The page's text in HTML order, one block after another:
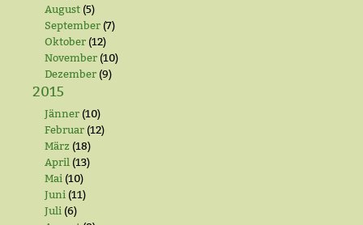
August (5)
September (7)
Oktober (12)
November (10)
Dezember (9)
2015
Jänner (10)
Februar (12)
März (18)
April (13)
Mai (10)
Juni (11)
Juli (6)